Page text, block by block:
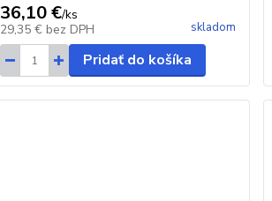
36,10 €/ks
29,35 € bez DPH skladom
Pridať do košíka